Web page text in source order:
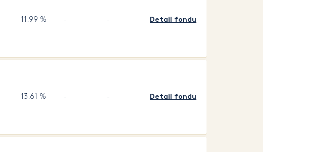
11.99 % - - Detail fondu
13.61 % - - Detail fondu